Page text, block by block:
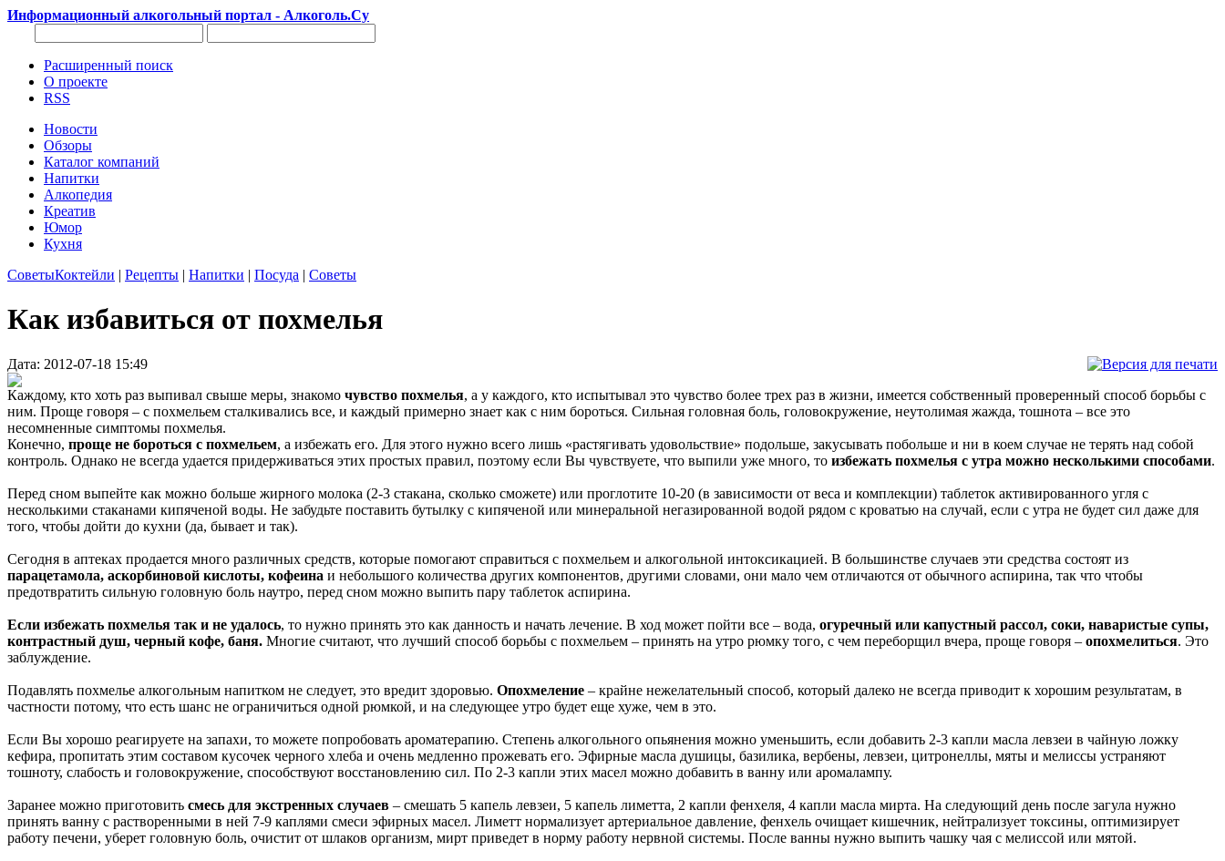
Информационный алкогольный портал - Алкоголь.Су
Расширенный поиск
О проекте
RSS
Новости
Обзоры
Каталог компаний
Напитки
Алкопедия
Креатив
Юмор
Кухня
СоветыКоктейли | Рецепты | Напитки | Посуда | Советы
Как избавиться от похмелья
Дата: 2012-07-18 15:49
Каждому, кто хоть раз выпивал свыше меры, знакомо чувство похмелья, а у каждого, кто испытывал это чувство более трех раз в жизни, имеется собственный проверенный способ борьбы с
ним. Проще говоря – с похмельем сталкивались все, и каждый примерно знает как с ним бороться. Сильная головная боль, головокружение, неутолимая жажда, тошнота – все это
несомненные симптомы похмелья.
Конечно, проще не бороться с похмельем, а избежать его. Для этого нужно всего лишь «растягивать удовольствие» подольше, закусывать побольше и ни в коем случае не терять над собой
контроль. Однако не всегда удается придерживаться этих простых правил, поэтому если Вы чувствуете, что выпили уже много, то избежать похмелья с утра можно несколькими способами.
Перед сном выпейте как можно больше жирного молока (2-3 стакана, сколько сможете) или проглотите 10-20 (в зависимости от веса и комплекции) таблеток активированного угля с
несколькими стаканами кипяченой воды. Не забудьте поставить бутылку с кипяченой или минеральной негазированной водой рядом с кроватью на случай, если с утра не будет сил даже для
того, чтобы дойти до кухни (да, бывает и так).
Сегодня в аптеках продается много различных средств, которые помогают справиться с похмельем и алкогольной интоксикацией. В большинстве случаев эти средства состоят из
парацетамола, аскорбиновой кислоты, кофеина и небольшого количества других компонентов, другими словами, они мало чем отличаются от обычного аспирина, так что чтобы
предотвратить сильную головную боль наутро, перед сном можно выпить пару таблеток аспирина.
Если избежать похмелья так и не удалось, то нужно принять это как данность и начать лечение. В ход может пойти все – вода, огуречный или капустный рассол, соки, наваристые супы,
контрастный душ, черный кофе, баня. Многие считают, что лучший способ борьбы с похмельем – принять на утро рюмку того, с чем переборщил вчера, проще говоря – опохмелиться. Это
заблуждение.
Подавлять похмелье алкогольным напитком не следует, это вредит здоровью. Опохмеление – крайне нежелательный способ, который далеко не всегда приводит к хорошим результатам, в
частности потому, что есть шанс не ограничиться одной рюмкой, и на следующее утро будет еще хуже, чем в это.
Если Вы хорошо реагируете на запахи, то можете попробовать ароматерапию. Степень алкогольного опьянения можно уменьшить, если добавить 2-3 капли масла левзеи в чайную ложку
кефира, пропитать этим составом кусочек черного хлеба и очень медленно прожевать его. Эфирные масла душицы, базилика, вербены, левзеи, цитронеллы, мяты и мелиссы устраняют
тошноту, слабость и головокружение, способствуют восстановлению сил. По 2-3 капли этих масел можно добавить в ванну или аромалампу.
Заранее можно приготовить смесь для экстренных случаев – смешать 5 капель левзеи, 5 капель лиметта, 2 капли фенхеля, 4 капли масла мирта. На следующий день после загула нужно
принять ванну с растворенными в ней 7-9 каплями смеси эфирных масел. Лиметт нормализует артериальное давление, фенхель очищает кишечник, нейтрализует токсины, оптимизирует
работу печени, уберет головную боль, очистит от шлаков организм, мирт приведет в норму работу нервной системы. После ванны нужно выпить чашку чая с мелиссой или мятой.